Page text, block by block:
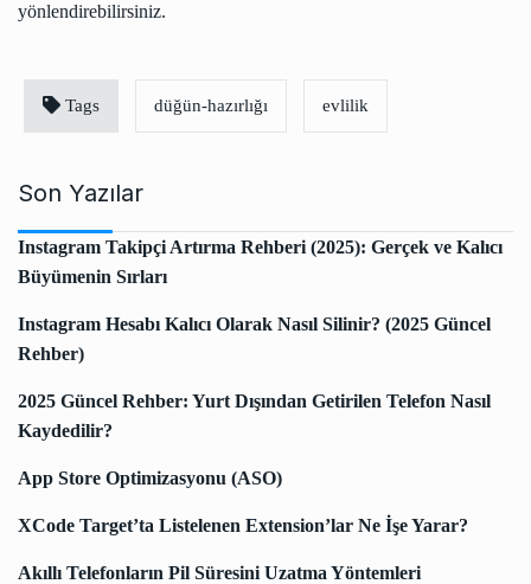
yönlendirebilirsiniz.
Tags düğün-hazırlığı evlilik
Son Yazılar
Instagram Takipçi Artırma Rehberi (2025): Gerçek ve Kalıcı
Büyümenin Sırları
Instagram Hesabı Kalıcı Olarak Nasıl Silinir? (2025 Güncel
Rehber)
2025 Güncel Rehber: Yurt Dışından Getirilen Telefon Nasıl
Kaydedilir?
App Store Optimizasyonu (ASO)
XCode Target’ta Listelenen Extension’lar Ne İşe Yarar?
Akıllı Telefonların Pil Süresini Uzatma Yöntemleri